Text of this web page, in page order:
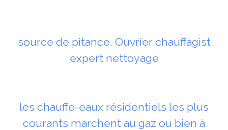
source de pitance. Ouvrier chauffagist
expert nettoyage
les chauffe-eaux résidentiels les plus
courants marchent au gaz ou bien à